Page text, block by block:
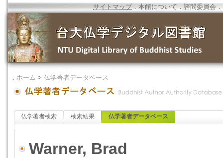
サイトマップ．本館について ．諮問委員会 ．
． ホーム > 仏学著者データベース
仏学著者検索 検索結果 仏学著者データベース
Warner, Brad